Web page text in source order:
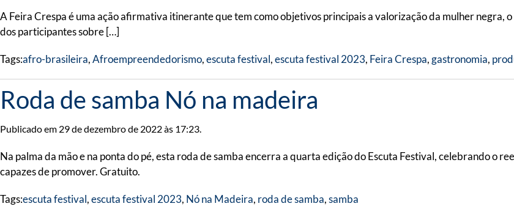
A Feira Crespa é uma ação afirmativa itinerante que tem como objetivos principais a valorização da mulher
dos participantes sobre […]
Tags:afro-brasileira,Afroempreendedorismo,escuta festival,escuta festival 2023, Feira Crespa, gastronomia,
Roda de samba Nó na madeira
Publicado em 29 de dezembro de 2022 às 17:23.
Na palma da mão e na ponta do pé, esta roda de samba encerra a quarta edição do Escuta Festival, celebrando o
capazes de promover. Gratuito.
Tags:escuta festival,escuta festival 2023, Nó na Madeira, roda de samba,samba